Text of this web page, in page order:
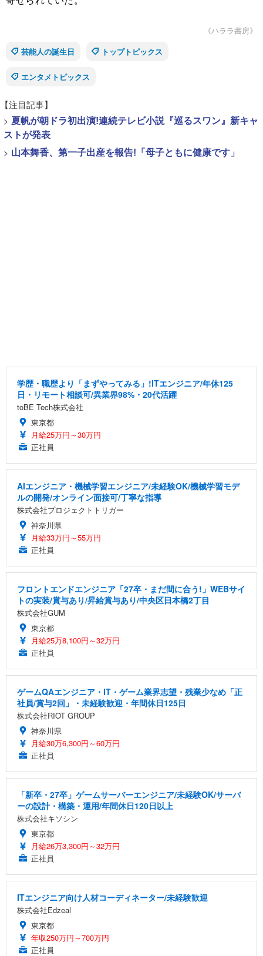
《ハララ書房》
芸能人の誕生日
トップトピックス
エンタメトピックス
【注目記事】
> 夏帆が朝ドラ初出演!連続テレビ小説『巡るスワン』新キャ
ストが発表
> 山本舞香、第一子出産を報告!「母子ともに健康です」
学歴・職歴より「まずやってみる」!ITエンジニア/年休125
日・リモート相談可/異業界98%・20代活躍
toBE Tech株式会社
東京都
月給25万円～30万円
正社員
AIエンジニア・機械学習エンジニア/未経験OK/機械学習モデ
ルの開発/オンライン面接可/丁寧な指導
株式会社プロジェクトトリガー
神奈川県
月給33万円～55万円
正社員
フロントエンドエンジニア「27卒・まだ間に合う!」WEBサイ
トの実装/賞与あり/昇給賞与あり/中央区日本橋2丁目
株式会社GUM
東京都
月給25万8,100円～32万円
正社員
ゲームQAエンジニア・IT・ゲーム業界志望・残業少なめ「正
社員/賞与2回」・未経験歓迎・年間休日125日
株式会社RIOT GROUP
神奈川県
月給30万6,300円～60万円
正社員
「新卒・27卒」ゲームサーバーエンジニア/未経験OK/サーバ
ーの設計・構築・運用/年間休日120日以上
株式会社キソシン
東京都
月給26万3,300円～32万円
正社員
ITエンジニア向け人材コーディネーター/未経験歓迎
株式会社Edzeal
東京都
年収250万円～700万円
正社員